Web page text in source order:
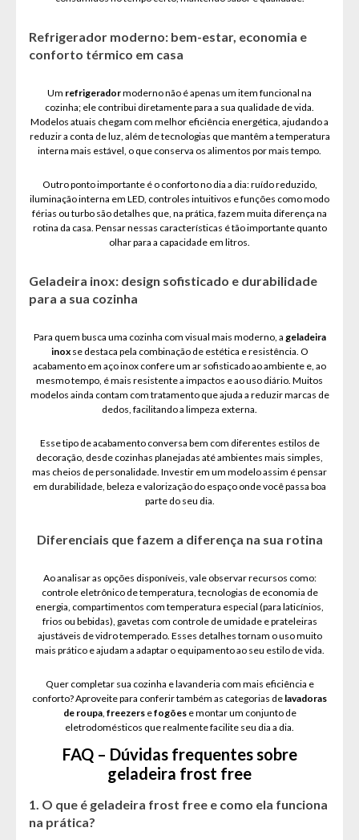
Refrigerador moderno: bem-estar, economia e
conforto térmico em casa
Um refrigeradormoderno não é apenas um item funcional na
cozinha; ele contribui diretamente para a sua qualidade de vida.
Modelos atuais chegam com melhor eficiência energética, ajudando a
reduzir a conta de luz, além de tecnologias que mantêm a temperatura
interna mais estável, o que conserva os alimentos por mais tempo.
Outro ponto importante é o conforto no dia a dia: ruído reduzido,
iluminação interna em LED, controles intuitivos e funções como modo
férias ou turbo são detalhes que, na prática, fazem muita diferença na
rotina da casa. Pensar nessas características é tão importante quanto
olhar para a capacidade em litros.
Geladeira inox: design sofisticado e durabilidade
para a sua cozinha
Para quem busca uma cozinha com visual mais moderno, a geladeira
inoxse destaca pela combinação de estética e resistência. O
acabamento em aço inox confere um ar sofisticado ao ambiente e, ao
mesmo tempo, é mais resistente a impactos e ao uso diário. Muitos
modelos ainda contam com tratamento que ajuda a reduzir marcas de
dedos, facilitando a limpeza externa.
Esse tipo de acabamento conversa bem com diferentes estilos de
decoração, desde cozinhas planejadas até ambientes mais simples,
mas cheios de personalidade. Investir em um modelo assim é pensar
em durabilidade, beleza e valorização do espaço onde você passa boa
parte do seu dia.
Diferenciais que fazem a diferença na sua rotina
Ao analisar as opções disponíveis, vale observar recursos como:
controle eletrônico de temperatura, tecnologias de economia de
energia, compartimentos com temperatura especial (para laticínios,
frios ou bebidas), gavetas com controle de umidade e prateleiras
ajustáveis de vidro temperado. Esses detalhes tornam o uso muito
mais prático e ajudam a adaptar o equipamento ao seu estilo de vida.
Quer completar sua cozinha e lavanderia com mais eficiência e
conforto? Aproveite para conferir também as categorias de lavadoras
de roupa, freezersefogõese montar um conjunto de
eletrodomésticos que realmente facilite seu dia a dia.
FAQ – Dúvidas frequentes sobre
geladeira frost free
1. O que é geladeira frost free e como ela funciona
na prática?